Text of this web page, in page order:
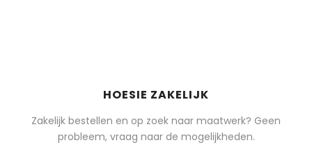
HOESIE ZAKELIJK
Zakelijk bestellen en op zoek naar maatwerk? Geen
probleem, vraag naar de mogelijkheden.